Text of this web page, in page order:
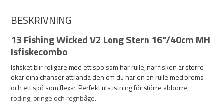
BESKRIVNING
13 Fishing Wicked V2 Long Stern 16"/40cm MH
Isfiskecombo
Isfisket blir roligare med ett spö som har rulle, när fisken är större
ökar dina chanser att landa den om du har en en rulle med broms
och ett spö som flexar. Perfekt utsustning för större abborre,
röding, öringe och regnbåge.